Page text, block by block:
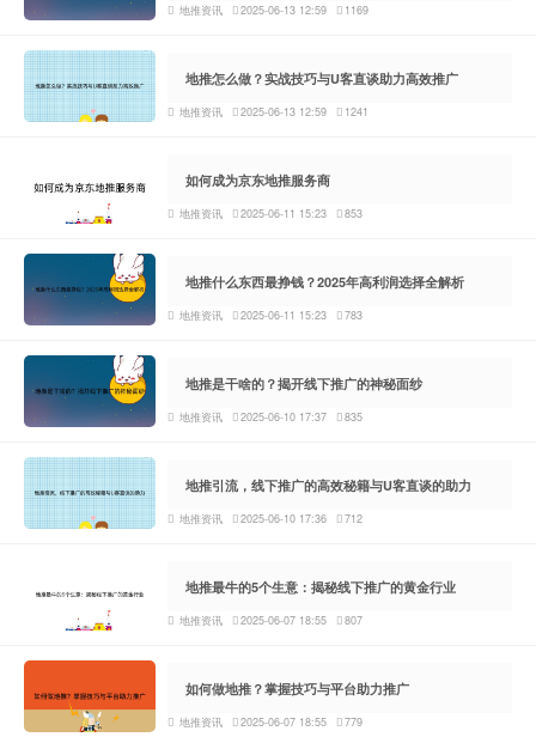
地推资讯 2025-06-13 12:59 1169
地推怎么做？实战技巧与U客直谈助力高效推广
地推资讯 2025-06-13 12:59 1241
如何成为京东地推服务商
地推资讯 2025-06-11 15:23 853
地推什么东西最挣钱？2025年高利润选择全解析
地推资讯 2025-06-11 15:23 783
地推是干啥的？揭开线下推广的神秘面纱
地推资讯 2025-06-10 17:37 835
地推引流，线下推广的高效秘籍与U客直谈的助力
地推资讯 2025-06-10 17:36 712
地推最牛的5个生意：揭秘线下推广的黄金行业
地推资讯 2025-06-07 18:55 807
如何做地推？掌握技巧与平台助力推广
地推资讯 2025-06-07 18:55 779